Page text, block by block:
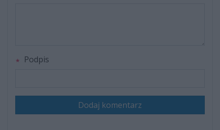
Podpis
Dodaj komentarz